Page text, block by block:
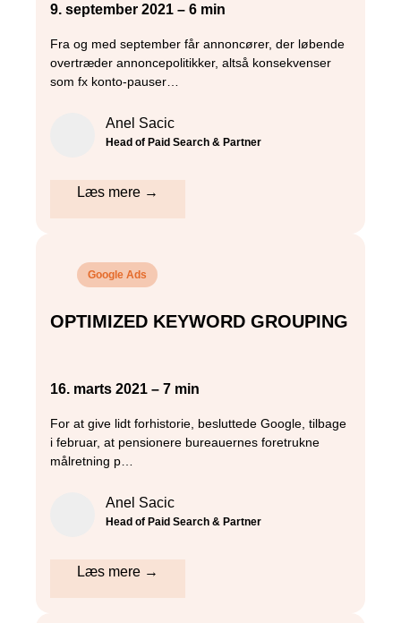
9. september 2021 – 6 min
Fra og med september får annoncører, der løbende
overtræder annoncepolitikker, altså konsekvenser
som fx konto-pauser…
Anel Sacic
Head of Paid Search & Partner
Læs mere →
Google Ads
OPTIMIZED KEYWORD GROUPING
16. marts 2021 – 7 min
For at give lidt forhistorie, besluttede Google, tilbage
i februar, at pensionere bureauernes foretrukne
målretning p…
Anel Sacic
Head of Paid Search & Partner
Læs mere →